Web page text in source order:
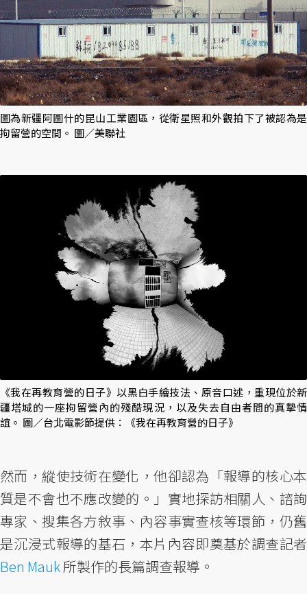
圖為新疆阿圖什的昆山工業園區，從衛星照和外觀拍下了被認為是
拘留營的空間。 圖／美聯社
《我在再教育營的日子》以黑白手繪技法、原音口述，重現位於新
疆塔城的一座拘留營內的殘酷現況，以及失去自由者間的真摯情
誼。 圖／台北電影節提供：《我在再教育營的日子》
然而，縱使技術在變化，他卻認為「報導的核心本
質是不會也不應改變的。」實地探訪相關人、諮詢
專家、搜集各方敘事、內容事實查核等環節，仍舊
是沉浸式報導的基石，本片內容即奠基於調查記者
Ben Mauk所製作的長篇調查報導。